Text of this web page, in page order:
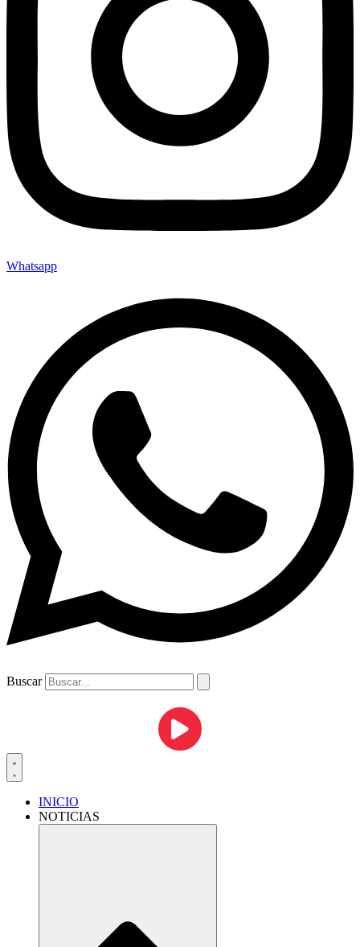
Whatsapp
Buscar
INICIO
NOTICIAS